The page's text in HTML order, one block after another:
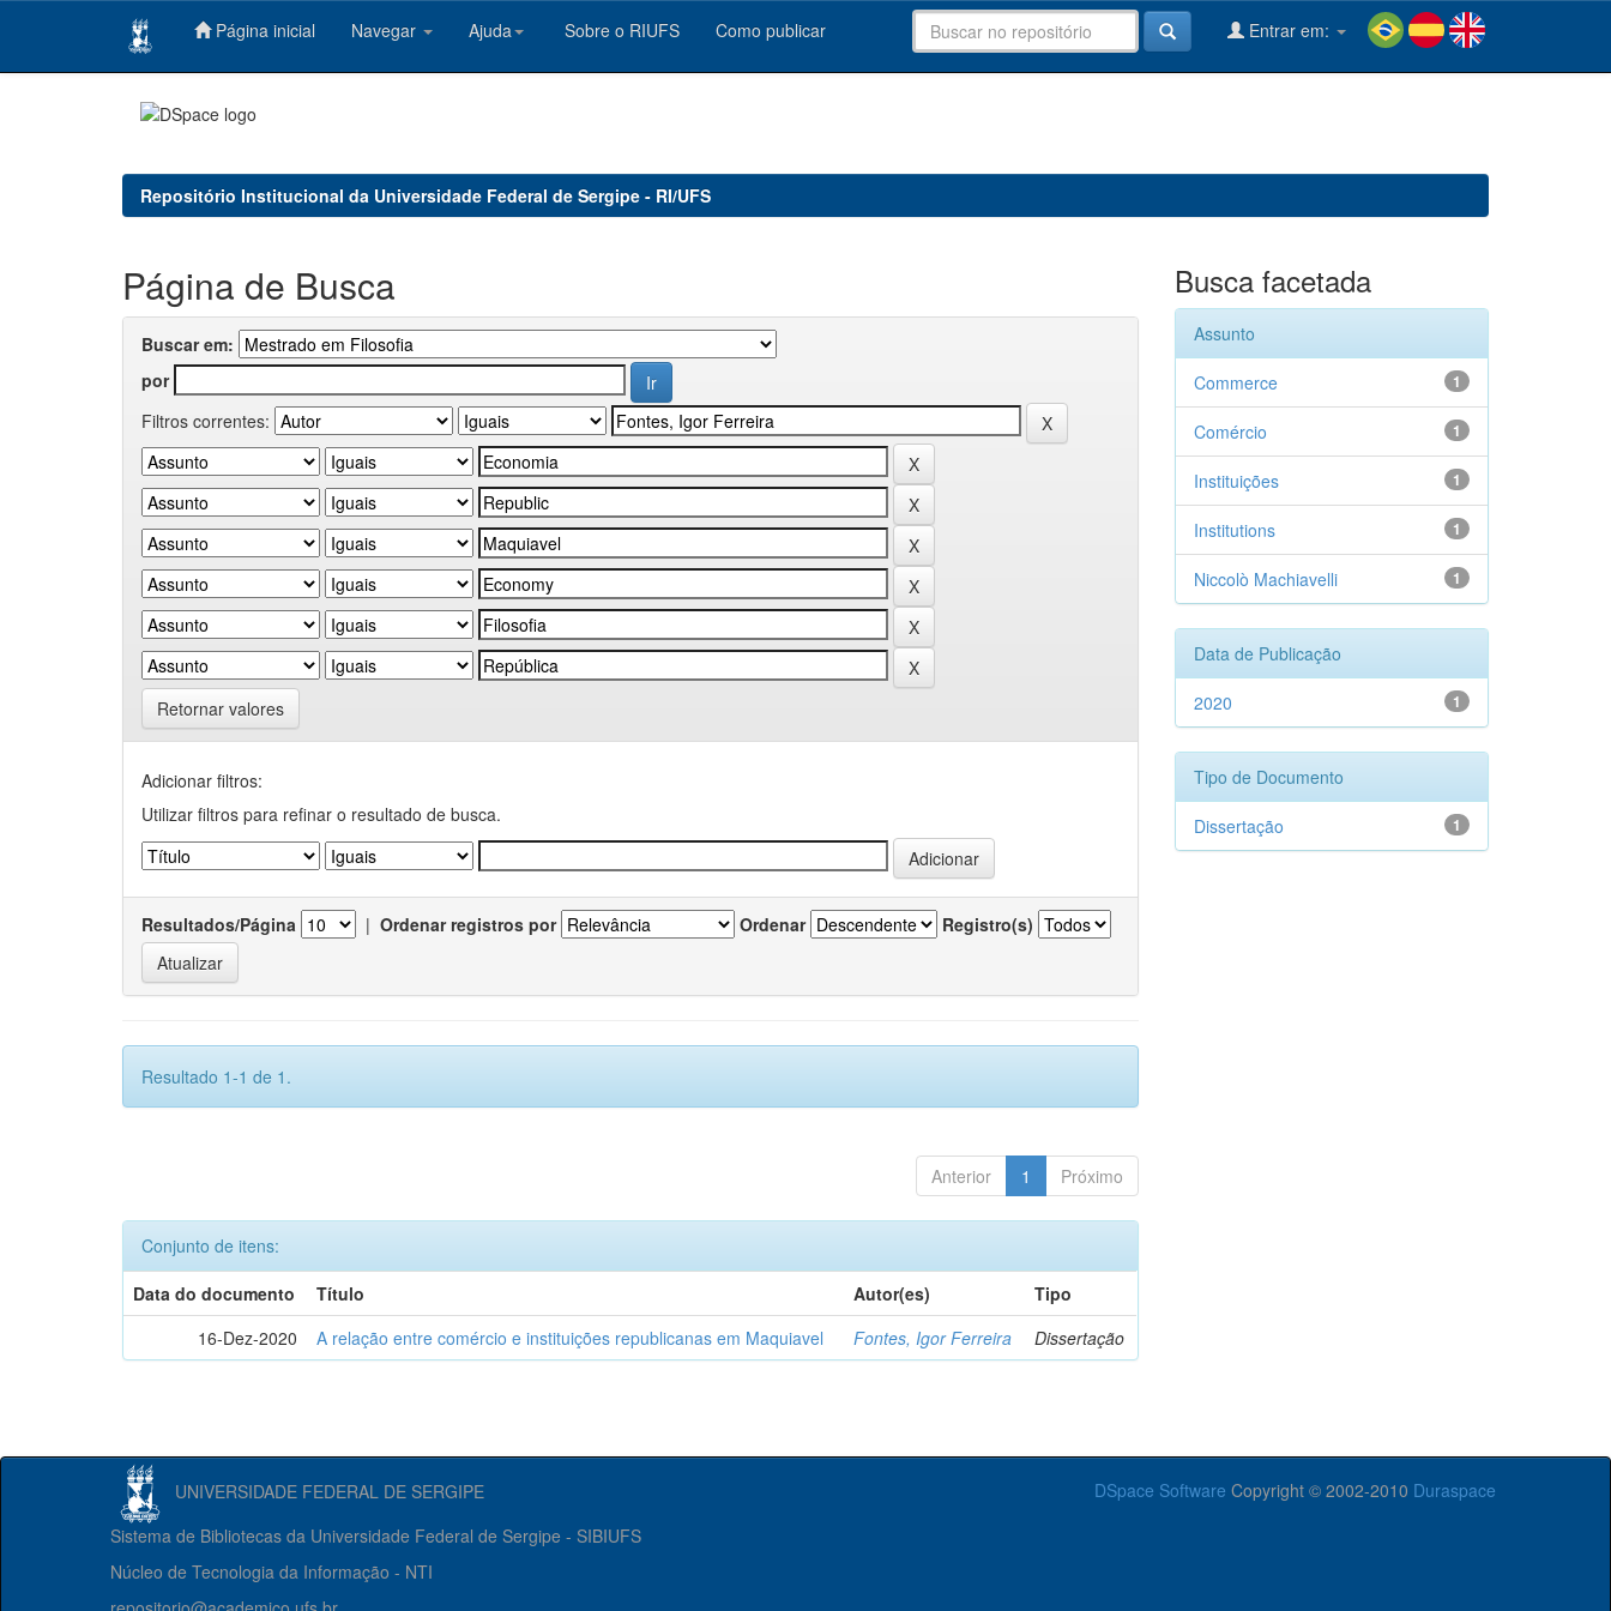
Página inicial Navegar Ajuda Sobre o RIUFS Como publicar Entrar em:
Repositório Institucional da Universidade Federal de Sergipe - RI/UFS
Página de Busca
Buscar em:
por
Filtros correntes:
Retornar valores
Adicionar filtros:
Utilizar filtros para refinar o resultado de busca.
Resultados/Página | Ordenar registros por Ordenar Registro(s)
Resultado 1-1 de 1.
Anterior 1 Próximo
Conjunto de itens:
Data do documento
Título Autor(es)
Tipo
16-Dez-2020
A relação entre comércio e instituições republicanas em Maquiavel Fontes, Igor Ferreira Dissertação
Busca facetada
Assunto
1
Commerce
1
Comércio
1
Instituições
1
Institutions
1
Niccolò Machiavelli
Data de Publicação
1
2020
Tipo de Documento
1
Dissertação
UNIVERSIDADE FEDERAL DE SERGIPE DSpace Software Copyright © 2002-2010 Duraspace
Sistema de Bibliotecas da Universidade Federal de Sergipe - SIBIUFS
Núcleo de Tecnologia da Informação - NTI